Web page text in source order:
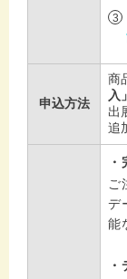
申込方法
商
入」
出
追
ご
デ
能